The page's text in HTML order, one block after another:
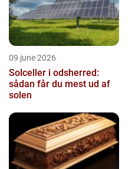
09 june 2026
Solceller i odsherred:
sådan får du mest ud af
solen